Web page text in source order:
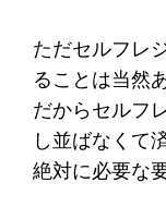
ただセルフレ
ることは当然
だからセルフ
し並ばなくて
絶対に必要な